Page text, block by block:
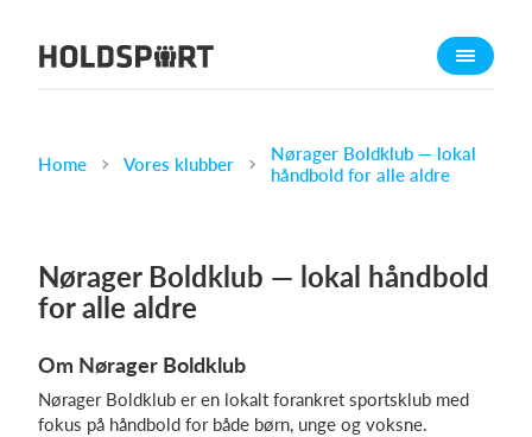
Om Holdsport
Karriere
Funktioner
Kalender
Webshop
Home Vores klubber
Nørager Boldklub — lokal
håndbold for alle aldre
Nørager Boldklub — lokal håndbold
for alle aldre
Om Nørager Boldklub
Nørager Boldklub er en lokalt forankret sportsklub med
fokus på håndbold for både børn, unge og voksne.